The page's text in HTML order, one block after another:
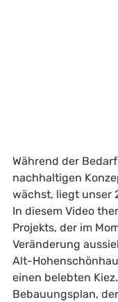
Während der
nachhaltigen
wächst, liegt unser
In diesem Video
Projekts, der im
Veränderung
Alt-
einen belebten
Bebauungsplan,